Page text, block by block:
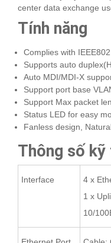
center data exchange
Tính năng
Complies with
Supports auto
Auto MDI/MDI-X
Support port base
Support Max packet
Status LED for easy
Fanless design,
Thông số kỹ
Interface
4 x
1 x
10/